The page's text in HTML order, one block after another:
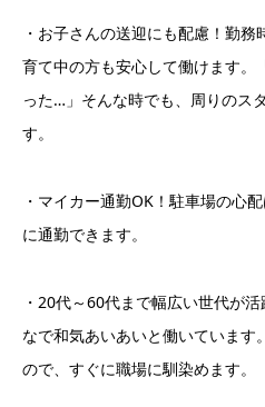
・お子さんの送迎にも配慮！勤
育て中の方も安心して働けます。
った…」そんな時でも、周りのス
す。
・マイカー通勤OK！駐車場の心
に通勤できます。
・20代～60代まで幅広い世代が
なで和気あいあいと働いています
ので、すぐに職場に馴染めます。